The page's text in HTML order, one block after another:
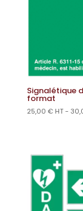
Signalétique
format
25,00 € HT -